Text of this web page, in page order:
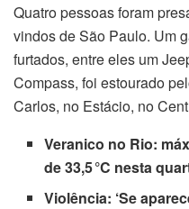
Panel
panel
panel
panel
Panel
Quatro pessoas foram
vindos de São Paulo. Um
furtados, entre eles um
Compass, foi estourado
Carlos, no Estácio, no
Veranico no Rio:
de 33,5 °C nesta
Violência: ‘Se